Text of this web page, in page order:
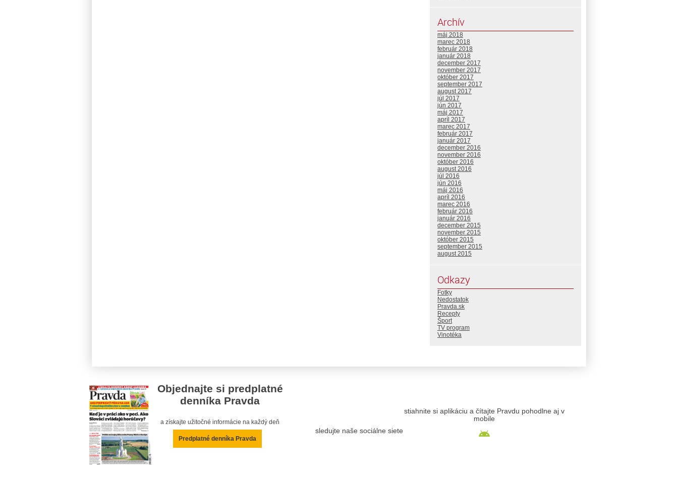
Archív
máj 2018
marec 2018
február 2018
január 2018
december 2017
november 2017
október 2017
september 2017
august 2017
júl 2017
jún 2017
máj 2017
apríl 2017
marec 2017
február 2017
január 2017
december 2016
november 2016
október 2016
august 2016
júl 2016
jún 2016
máj 2016
apríl 2016
marec 2016
február 2016
január 2016
december 2015
november 2015
október 2015
september 2015
august 2015
Odkazy
Fotky
Nedostatok
Pravda.sk
Recepty
Šport
TV program
Vinotéka
Objednajte si predplatné
denníka Pravda
a získajte užitočné informácie na každý deň
Predplatné denníka Pravda
sledujte naše sociálne siete
stiahnite si aplikáciu a čítajte Pravdu pohodlne aj v
mobile